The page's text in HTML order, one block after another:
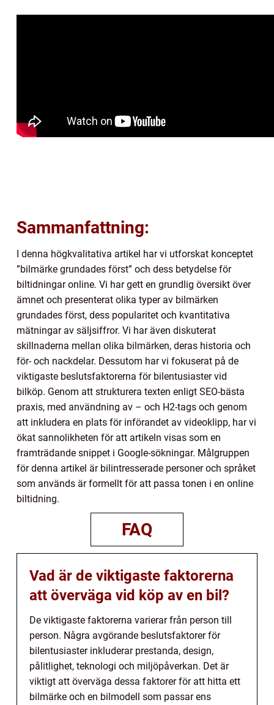
Sammanfattning:
I denna högkvalitativa artikel har vi utforskat konceptet
”bilmärke grundades först” och dess betydelse för
biltidningar online. Vi har gett en grundlig översikt över
ämnet och presenterat olika typer av bilmärken
grundades först, dess popularitet och kvantitativa
mätningar av säljsiffror. Vi har även diskuterat
skillnaderna mellan olika bilmärken, deras historia och
för- och nackdelar. Dessutom har vi fokuserat på de
viktigaste beslutsfaktorerna för bilentusiaster vid
bilköp. Genom att strukturera texten enligt SEO-bästa
praxis, med användning av – och H2-tags och genom
att inkludera en plats för införandet av videoklipp, har vi
ökat sannolikheten för att artikeln visas som en
framträdande snippet i Google-sökningar. Målgruppen
för denna artikel är bilintresserade personer och språket
som används är formellt för att passa tonen i en online
biltidning.
FAQ
Vad är de viktigaste faktorerna
att överväga vid köp av en bil?
De viktigaste faktorerna varierar från person till
person. Några avgörande beslutsfaktorer för
bilentusiaster inkluderar prestanda, design,
pålitlighet, teknologi och miljöpåverkan. Det är
viktigt att överväga dessa faktorer för att hitta ett
bilmärke och en bilmodell som passar ens